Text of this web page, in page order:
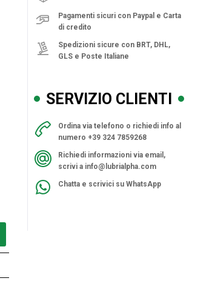
Pagamenti sicuri con Paypal e Carta
di credito
Spedizioni sicure con BRT, DHL,
GLS e Poste Italiane
SERVIZIO CLIENTI
Ordina via telefono o richiedi info al
numero +39 324 7859268
Richiedi informazioni via email,
scrivi a info@lubrialpha.com
Chatta e scrivici su WhatsApp